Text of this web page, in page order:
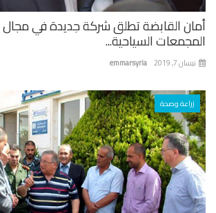
القابضة تطلق شركة جديدة في مجال
السياحية...
emmarsyria 7, 2019
زراعة وصحة